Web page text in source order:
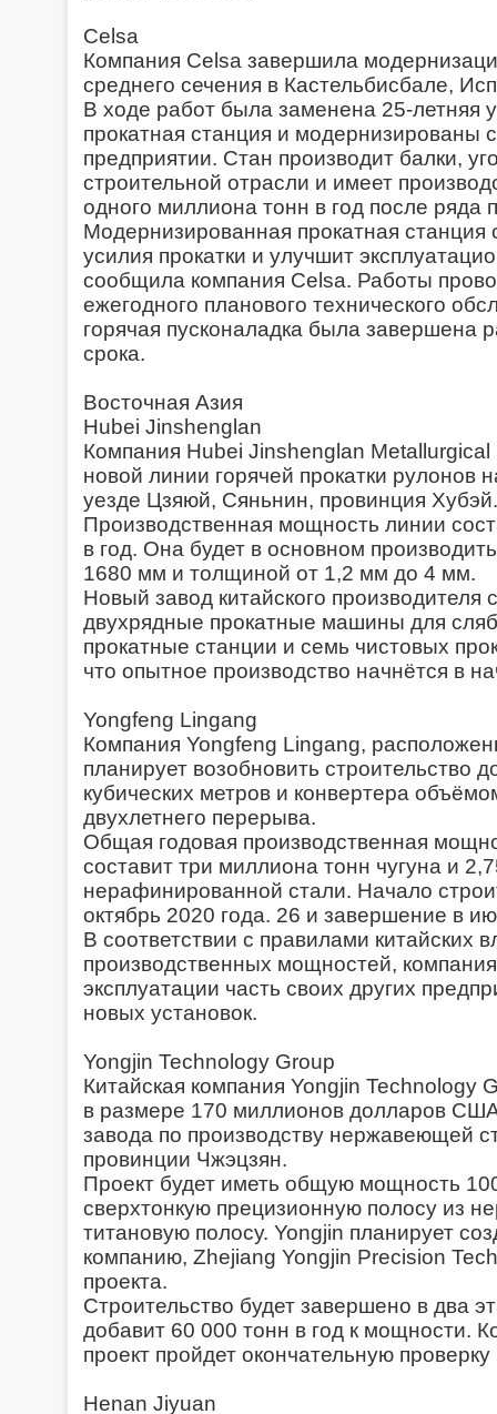
Celsa
Компания Celsa завершила
среднего сечения в Кастельбисбале,
В ходе работ была заменена 25-летняя
прокатная станция и модернизированы
предприятии. Стан производит балки,
строительной отрасли и имеет
одного миллиона тонн в год после
Модернизированная прокатная станция
усилия прокатки и улучшит
сообщила компания Celsa. Работы
ежегодного планового технического
горячая пусконаладка была завершена
срока.
Восточная Азия
Hubei Jinshenglan
Компания Hubei Jinshenglan Metallurgical
новой линии горячей прокатки рулонов
уезде Цзяюй, Сяньнин, провинция Хубэй.
Производственная мощность линии
в год. Она будет в основном
1680 мм и толщиной от 1,2 мм до 4 мм.
Новый завод китайского производителя
двухрядные прокатные машины для
прокатные станции и семь чистовых
что опытное производство начнётся в
Yongfeng Lingang
Компания Yongfeng Lingang,
планирует возобновить строительство
кубических метров и конвертера
двухлетнего перерыва.
Общая годовая производственная
составит три миллиона тонн чугуна и
нерафинированной стали. Начало
октябрь 2020 года. 26 и завершение в
В соответствии с правилами китайских
производственных мощностей,
эксплуатации часть своих других
новых установок.
Yongjin Technology Group
Китайская компания Yongjin Technology
в размере 170 миллионов долларов США
завода по производству нержавеющей
провинции Чжэцзян.
Проект будет иметь общую мощность
сверхтонкую прецизионную полосу из
титановую полосу. Yongjin планирует
компанию, Zhejiang Yongjin Precision
проекта.
Строительство будет завершено в два
добавит 60 000 тонн в год к мощности.
проект пройдет окончательную
Henan Jiyuan